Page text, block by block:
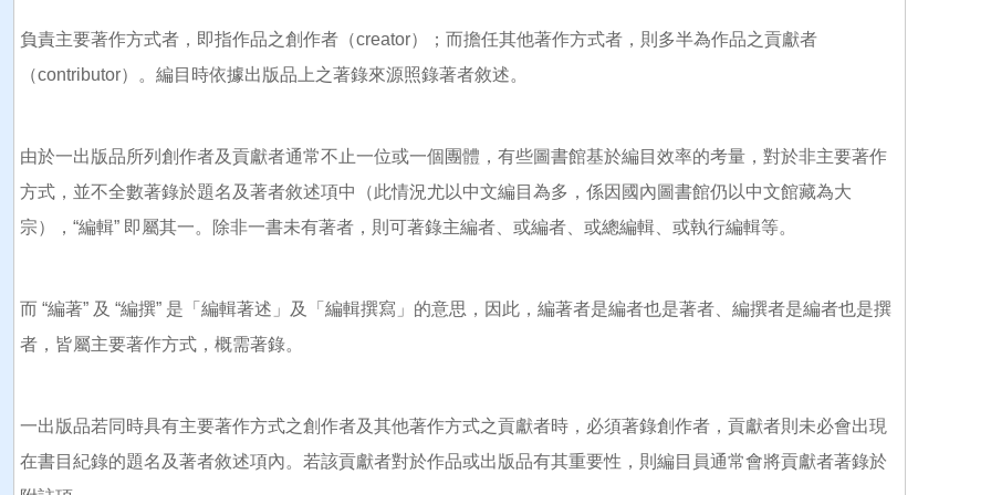
負責主要著作方式者，即指作品之創作者（creator）；而擔任其他著作方式者，則多半為作品之貢獻者
（contributor）。編目時依據出版品上之著錄來源照錄著者敘述。
由於一出版品所列創作者及貢獻者通常不止一位或一個團體，有些圖書館基於編目效率的考量，對於非主要著作
方式，並不全數著錄於題名及著者敘述項中（此情況尤以中文編目為多，係因國內圖書館仍以中文館藏為大
宗），“編輯” 即屬其一。除非一書未有著者，則可著錄主編者、或編者、或總編輯、或執行編輯等。
而 “編著” 及 “編撰” 是「編輯著述」及「編輯撰寫」的意思，因此，編著者是編者也是著者、編撰者是編者也是撰
者，皆屬主要著作方式，概需著錄。
一出版品若同時具有主要著作方式之創作者及其他著作方式之貢獻者時，必須著錄創作者，貢獻者則未必會出現
在書目紀錄的題名及著者敘述項內。若該貢獻者對於作品或出版品有其重要性，則編目員通常會將貢獻者著錄於